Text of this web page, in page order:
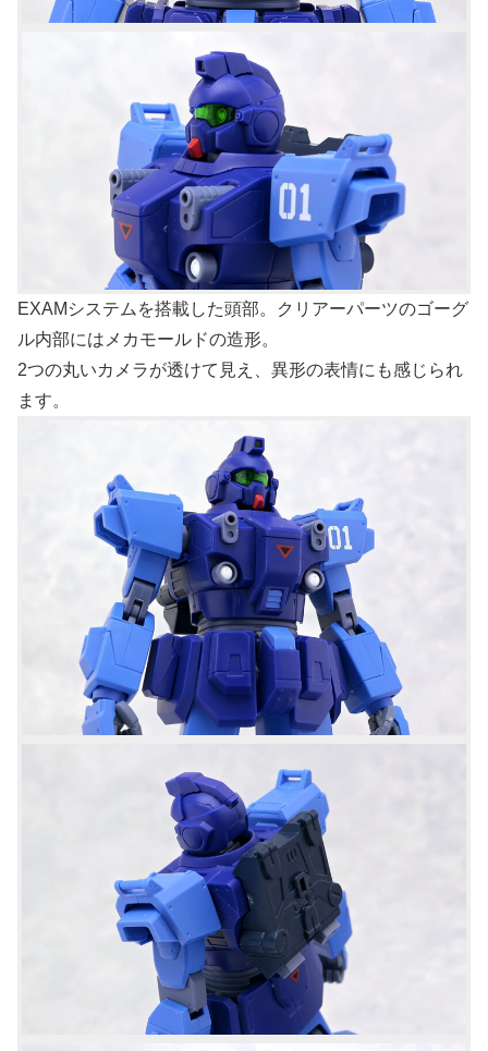
EXAMシステムを搭載した頭部。クリアーパーツのゴーグ
ル内部にはメカモールドの造形。
2つの丸いカメラが透けて見え、異形の表情にも感じられ
ます。